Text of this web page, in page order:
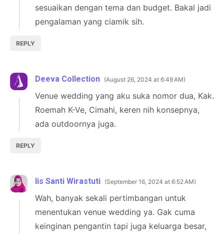
sesuaikan dengan tema dan budget. Bakal jadi
pengalaman yang ciamik sih.
REPLY
Deeva Collection August 26, 2024 at 6:49 AM
Venue wedding yang aku suka nomor dua, Kak.
Roemah K-Ve, Cimahi, keren nih konsepnya,
ada outdoornya juga.
REPLY
Iis Santi Wirastuti September 16, 2024 at 6:52 AM
Wah, banyak sekali pertimbangan untuk
menentukan venue wedding ya. Gak cuma
keinginan pengantin tapi juga keluarga besar,